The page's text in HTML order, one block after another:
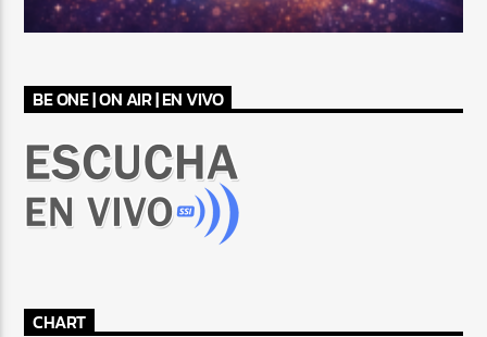
BE ONE | ON AIR | EN VIVO
CHART